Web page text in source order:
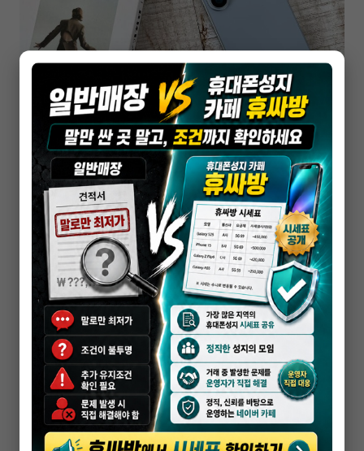
서울휴대폰성지
강남구 휴대폰 성지 핸드폰 최저가 구매 방법
2026-04-18
서울휴대폰성지